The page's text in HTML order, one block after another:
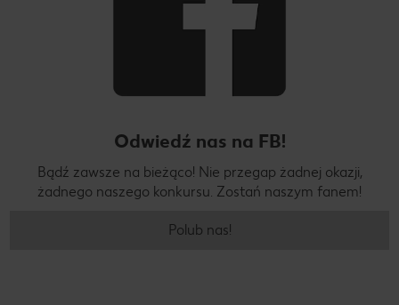
Odwiedź nas na FB!
Bądź zawsze na bieżąco! Nie przegap żadnej okazji,
żadnego naszego konkursu. Zostań naszym fanem!
Polub nas!